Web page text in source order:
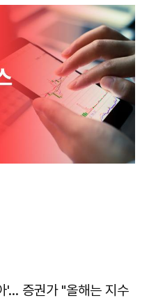
'… 증권가 "올해는 지수